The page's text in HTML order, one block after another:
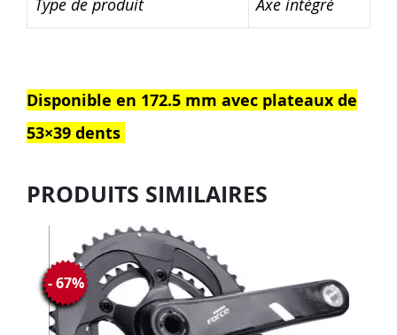
Disponible en 172.5 mm avec plateaux de
53×39 dents
PRODUITS SIMILAIRES
- 67%